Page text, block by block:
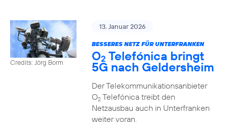
Credits: Jörg Borm
13. Januar 2026
BESSERES NETZ FÜR UNTERFRANKEN
O2 Telefónica bringt
5G nach Geldersheim
Der Telekommunikationsanbieter
O2Telefónica treibt den
Netzausbau auch in Unterfranken
weiter voran.